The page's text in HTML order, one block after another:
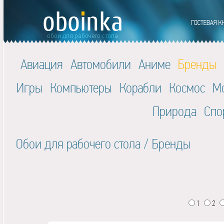
Авиация Автомобили Аниме Бренды
Игры Компьютеры Корабли Космос
Природа
Обои для рабочего стола / Бренды
1 2